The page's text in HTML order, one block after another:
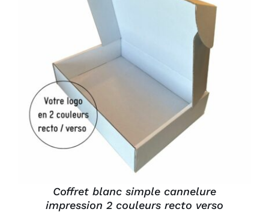
AJOUTER AU PANIER
DÉTAILS
Coffret blanc simple cannelure
impression 2 couleurs recto verso